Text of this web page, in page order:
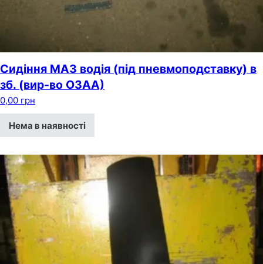
Сидіння МАЗ водія (під пневмоподставку) в
зб. (вир-во ОЗАА)
0,00 грн
Нема в наявності